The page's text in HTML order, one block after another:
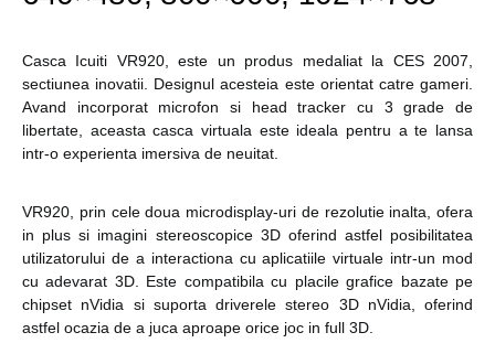
Casca Icuiti VR920, este un produs medaliat la CES 2007,
sectiunea inovatii. Designul acesteia este orientat catre gameri.
Avand incorporat microfon si head tracker cu 3 grade de
libertate, aceasta casca virtuala este ideala pentru a te lansa
intr-o experienta imersiva de neuitat.
VR920, prin cele doua microdisplay-uri de rezolutie inalta, ofera
in plus si imagini stereoscopice 3D oferind astfel posibilitatea
utilizatorului de a interactiona cu aplicatiile virtuale intr-un mod
cu adevarat 3D. Este compatibila cu placile grafice bazate pe
chipset nVidia si suporta driverele stereo 3D nVidia, oferind
astfel ocazia de a juca aproape orice joc in full 3D.